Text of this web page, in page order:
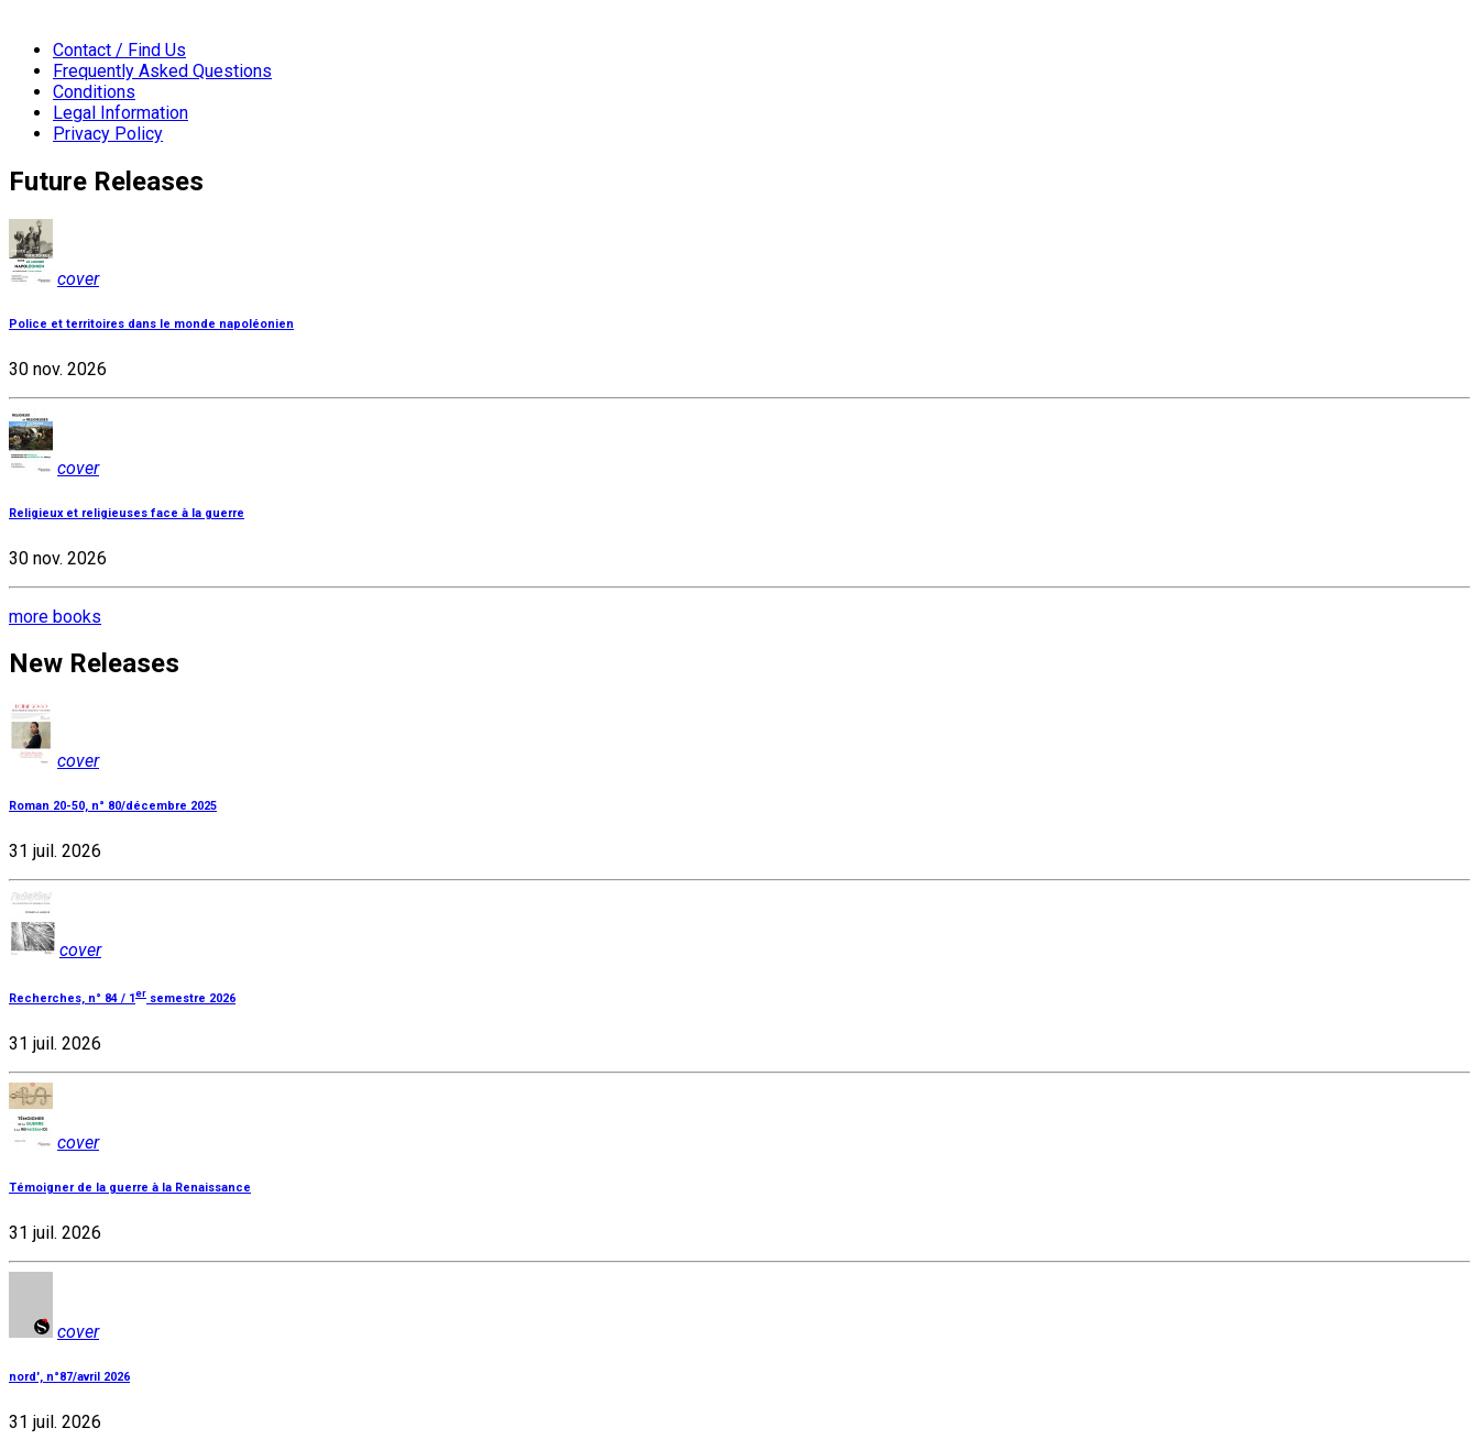
Contact / Find Us
Frequently Asked Questions
Conditions
Legal Information
Privacy Policy
Future Releases
cover
Police et territoires dans le monde napoléonien
30 nov. 2026
cover
Religieux et religieuses face à la guerre
30 nov. 2026
more books
New Releases
cover
Roman 20-50, n° 80/décembre 2025
31 juil. 2026
cover
Recherches, n° 84 / 1er semestre 2026
31 juil. 2026
cover
Témoigner de la guerre à la Renaissance
31 juil. 2026
cover
nord', n°87/avril 2026
31 juil. 2026